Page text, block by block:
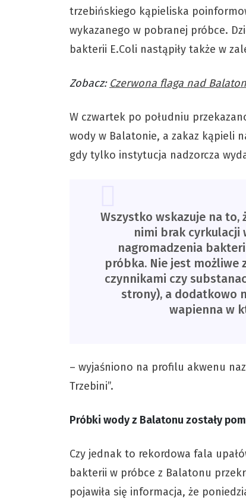
trzebińskiego kąpieliska
wykazanego w pobranej próbce.
bakterii E.Coli nastąpiły także w
Zobacz: Czerwona flaga nad
W czwartek po południu
wody w Balatonie, a zakaz kąpieli
gdy tylko instytucja nadzorcza
Wszystko wskazuje na to,
nimi brak cyrkulacji
nagromadzenia
próbka. Nie jest możliwe
czynnikami czy
strony), a dodatkowo
wapienna w
– wyjaśniono na profilu akwenu
Trzebini”.
Próbki wody z Balatonu zostały
Czy jednak to rekordowa fala
bakterii w próbce z Balatonu
pojawiła się informacja, że